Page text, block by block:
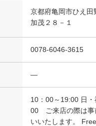
京都府亀岡市ひえ田
加茂２８－１
0078-6046-3615
―
10：00～19:00 日・
00 ご来店の際は事
いいたします。